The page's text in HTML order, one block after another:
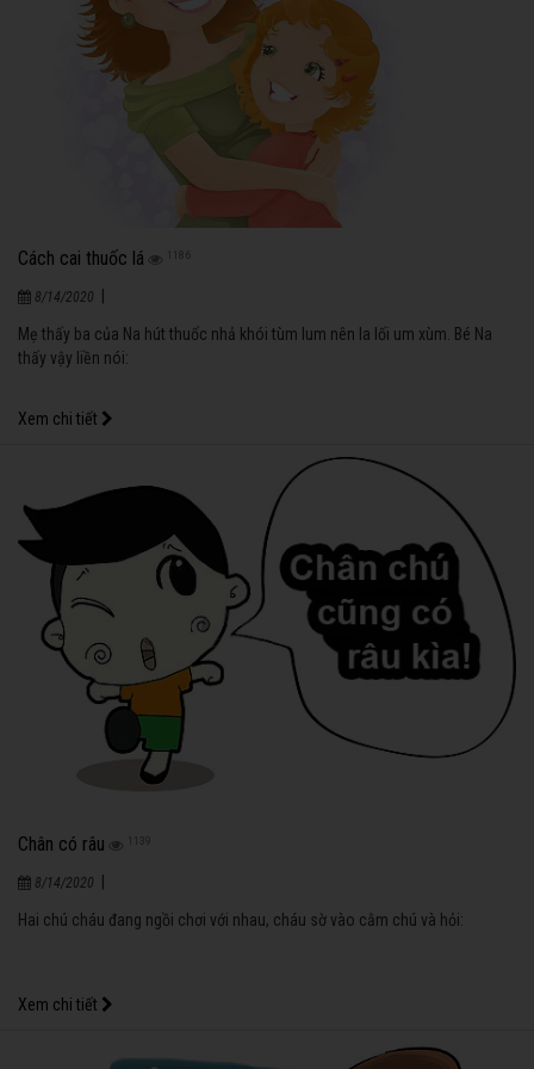
Cách cai thuốc lá 1186
8/14/2020
Mẹ thấy ba của Na hút thuốc nhả khói tùm lum nên la lối um xùm. Bé Na
thấy vậy liền nói:
Xem chi tiết
Chân có râu 1139
8/14/2020
Hai chú cháu đang ngồi chơi với nhau, cháu sờ vào cằm chú và hỏi:
Xem chi tiết